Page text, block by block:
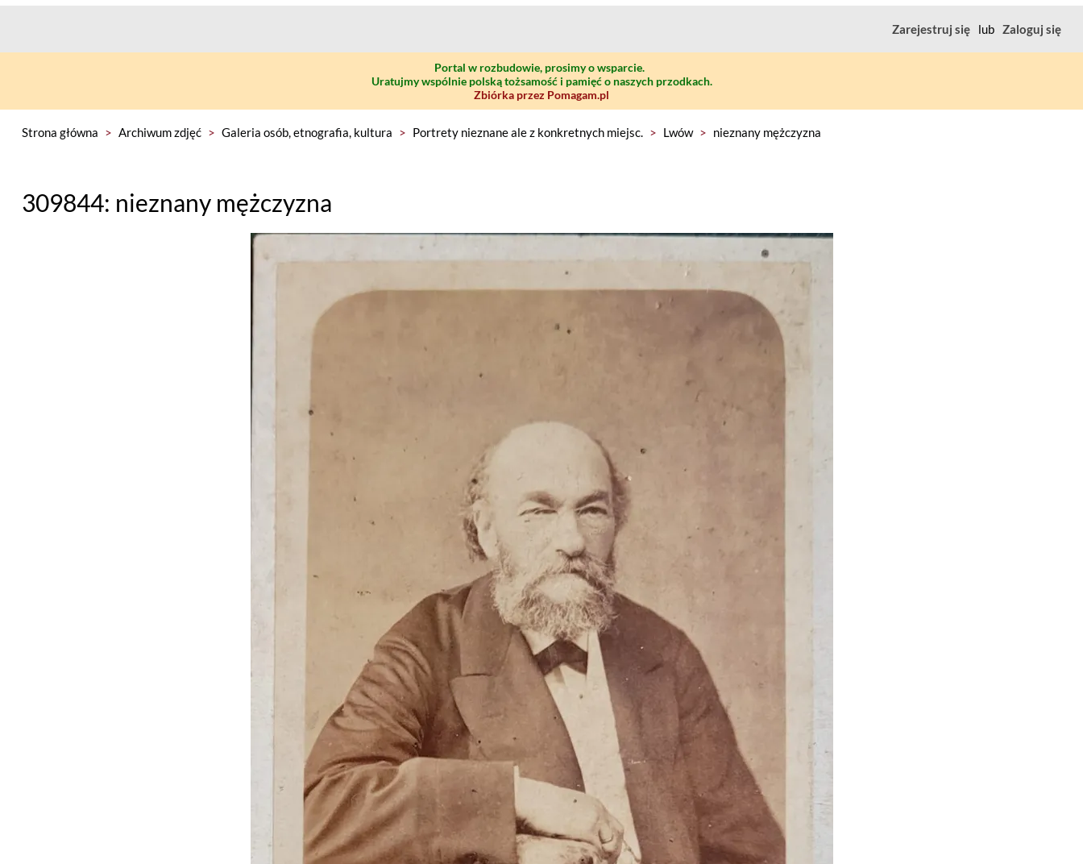
Zarejestruj się lub Zaloguj się
Portal w rozbudowie, prosimy o wsparcie.
Uratujmy wspólnie polską tożsamość i pamięć o naszych przodkach.
Zbiórka przez Pomagam.pl
Strona główna > Archiwum zdjęć > Galeria osób, etnografia, kultura > Portrety nieznane ale z konkretnych miejsc. > Lwów > nieznany mężczyzna
309844: nieznany mężczyzna